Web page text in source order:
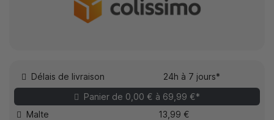
Délais de livraison
24h à 7 jours*
Panier de 0,00 € à 69,99 €*
Malte
13,99 €